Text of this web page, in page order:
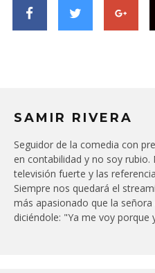
SAMIR RIVERA
Seguidor de la comedia con
en contabilidad y no soy
televisión fuerte y las
Siempre nos quedará el
más apasionado que la
diciéndole: "Ya me voy porque